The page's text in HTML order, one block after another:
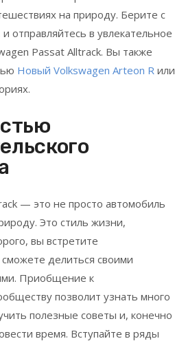
на природу. Берите с
отправляйтесь в увлекательное
Passat Alltrack. Вы также
Новый Volkswagen Arteon R или
— это не просто автомобиль
Это стиль жизни,
вы встретите
делиться своими
Приобщение к
позволит узнать много
полезные советы и, конечно
время. Вступайте в ряды